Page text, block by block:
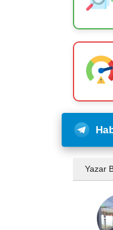
Yazar